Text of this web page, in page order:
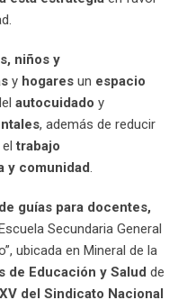
niños y
y hogares un espacio
autocuidado y
, además de reducir
eltrabajo
y comunidad
guías para docentes,
Secundaria General
ubicada en Mineral de la
de Educación y Salud de
del Sindicato Nacional